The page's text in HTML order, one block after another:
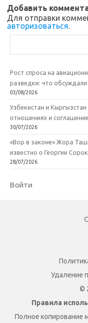
ik
i
Добавить
Для отправки
авторизоваться.
Рост спроса на
разведки: что обсуждали
03/08/2026
Узбекистан и
отношениях и
30/07/2026
«Вор в законе» Жора
известно о Георгии
28/07/2026
Войти
Удаление
©
Правила
Полное копирование